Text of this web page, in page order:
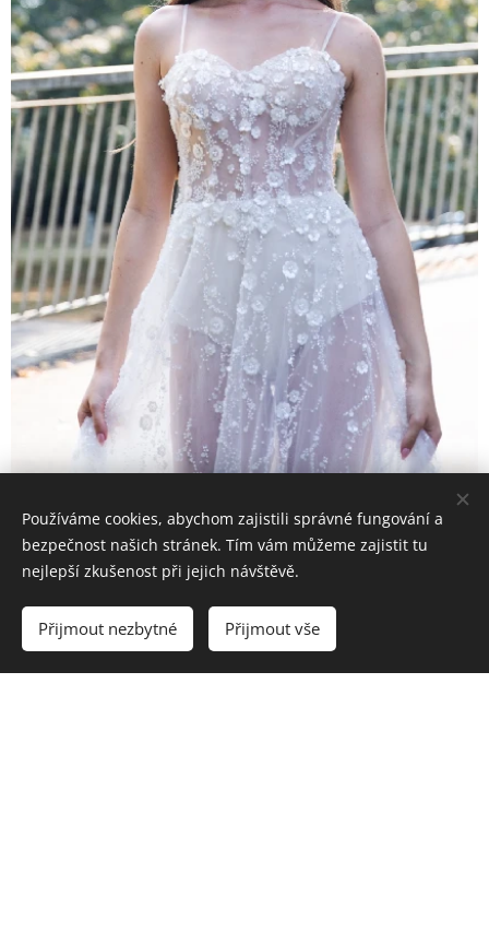
Používáme cookies, abychom zajistili správné fungování a
bezpečnost našich stránek. Tím vám můžeme zajistit tu
nejlepší zkušenost při jejich návštěvě.
Přijmout nezbytné Přijmout vše